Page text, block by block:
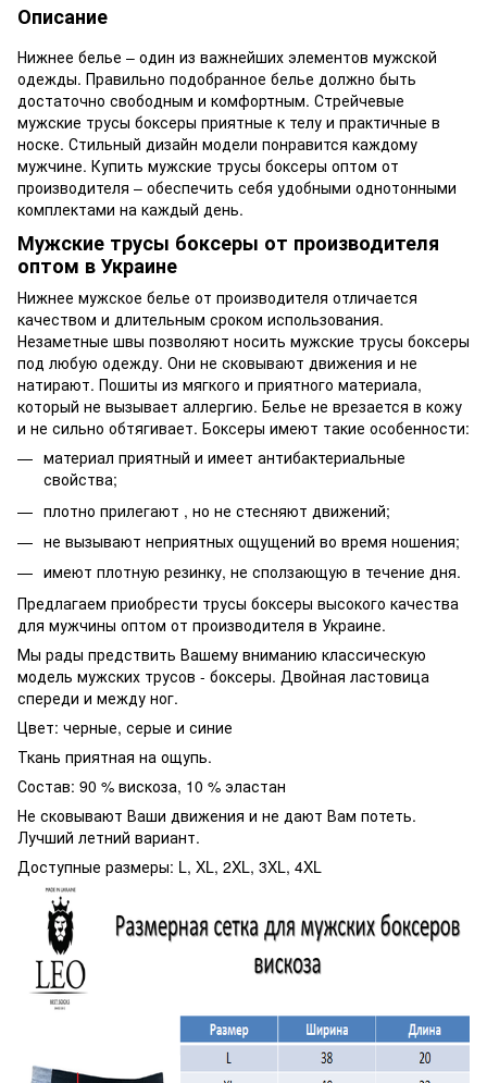
Описание
Нижнее белье – один из важнейших элементов мужской
одежды. Правильно подобранное белье должно быть
достаточно свободным и комфортным. Стрейчевые
мужские трусы боксеры приятные к телу и практичные в
носке. Стильный дизайн модели понравится каждому
мужчине. Купить мужские трусы боксеры оптом от
производителя – обеспечить себя удобными однотонными
комплектами на каждый день.
Мужские трусы боксеры от производителя
оптом в Украине
Нижнее мужское белье от производителя отличается
качеством и длительным сроком использования.
Незаметные швы позволяют носить мужские трусы боксеры
под любую одежду. Они не сковывают движения и не
натирают. Пошиты из мягкого и приятного материала,
который не вызывает аллергию. Белье не врезается в кожу
и не сильно обтягивает. Боксеры имеют такие особенности:
материал приятный и имеет антибактериальные
свойства;
плотно прилегают , но не стесняют движений;
не вызывают неприятных ощущений во время ношения;
имеют плотную резинку, не сползающую в течение дня.
Предлагаем приобрести трусы боксеры высокого качества
для мужчины оптом от производителя в Украине.
Мы рады предствить Вашему вниманию классическую
модель мужских трусов - боксеры. Двойная ластовица
спереди и между ног.
Цвет: черные, серые и синие
Ткань приятная на ощупь.
Состав: 90 % вискоза, 10 % эластан
Не сковывают Ваши движения и не дают Вам потеть.
Лучший летний вариант.
Доступные размеры: L, XL, 2XL, 3XL, 4XL